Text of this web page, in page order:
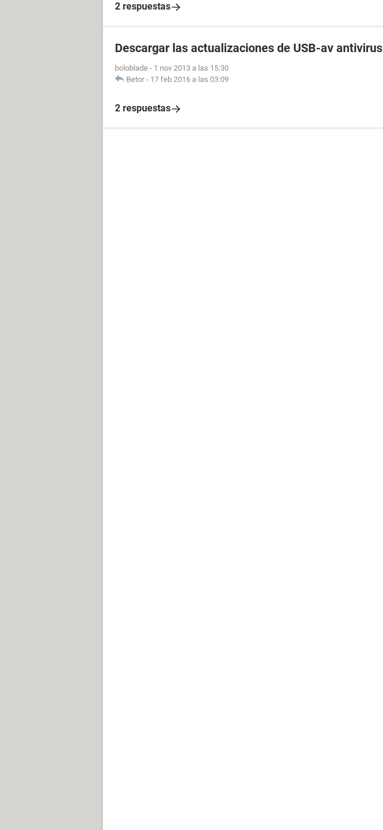
2 respuestas
Descargar las actualizaciones de USB-av antivirus
boloblade - 1 nov 2013 a las 15:30
Betor - 17 feb 2016 a las 03:09
2 respuestas